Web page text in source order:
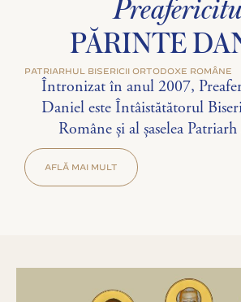
PĂRINTE
PATRIARHUL BISERICII ORTODOXE ROMÂNE
Întronizat în anul 2007,
Daniel este Întâistătătorul
Române și al șaselea Patriarh
AFLĂ MAI MULT